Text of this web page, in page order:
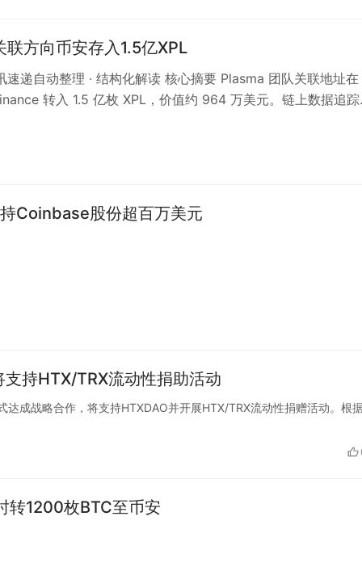
联方向币安存入1.5亿XPL
速递自动整理 · 结构化解读 核心摘要 Plasma 团队关联地址在
转入 1.5 亿枚 XPL，价值约 964 万美元。链上数据追
Coinbase股份超百万美元
持HTX/TRX流动性捐助活动
成战略合作，将支持HTXDAO并开展HTX/TRX流动性捐赠活动。根
转1200枚BTC至币安